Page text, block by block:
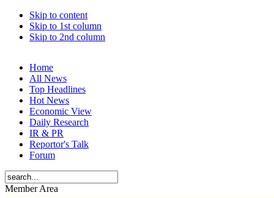
Skip to content
Skip to 1st column
Skip to 2nd column
Home
All News
Top Headlines
Hot News
Economic View
Daily Research
IR & PR
Reportor's Talk
Forum
Member Area